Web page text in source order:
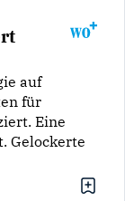
auf
für
Eine
Gelockerte